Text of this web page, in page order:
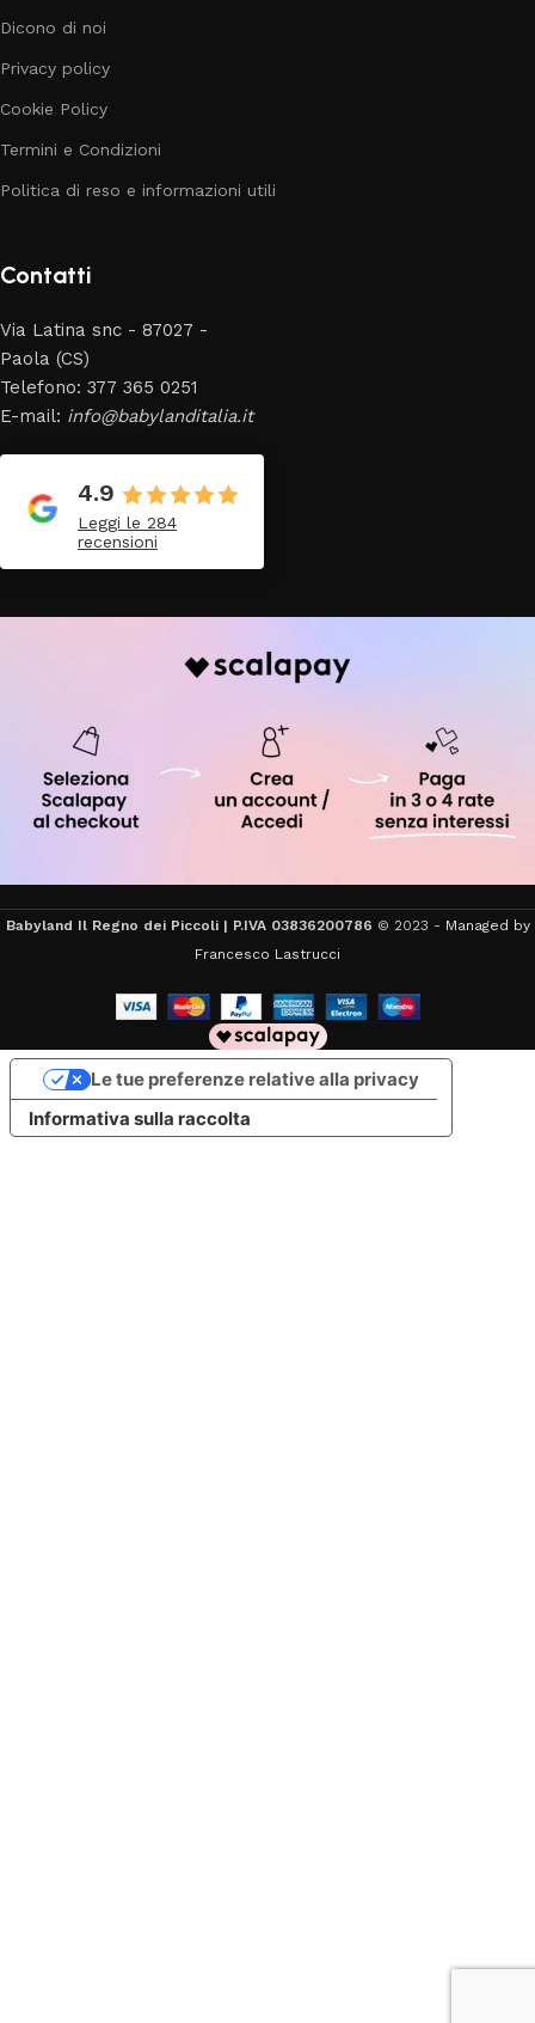
Dicono di noi
Privacy policy
Cookie Policy
Termini e Condizioni
Politica di reso e informazioni utili
Contatti
Via Latina snc - 87027 -
Paola (CS)
Telefono: 377 365 0251
E-mail: info@babylanditalia.it
4.9
Leggi le 284
recensioni
Babyland Il Regno dei Piccoli | P.IVA 03836200786 © 2023 - Managed by
Francesco Lastrucci
Informativa sulla raccolta
Le tue preferenze relative alla privacy